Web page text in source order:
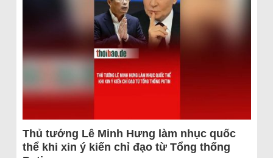
Thủ tướng Lê Minh Hưng làm nhục quốc
thể khi xin ý kiến chỉ đạo từ Tổng thống